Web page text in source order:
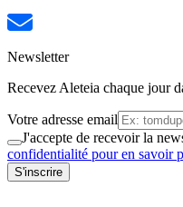
Newsletter
Recevez Aleteia chaque jour
Votre adresse email
J'accepte de recevoir la
confidentialité pour en savoir
S'inscrire